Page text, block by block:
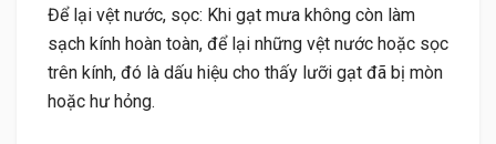
Để lại vệt nước, sọc: Khi gạt mưa không còn làm
sạch kính hoàn toàn, để lại những vệt nước hoặc sọc
trên kính, đó là dấu hiệu cho thấy lưỡi gạt đã bị mòn
hoặc hư hỏng.